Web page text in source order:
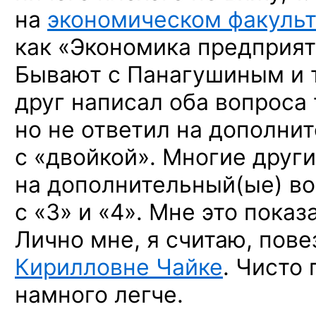
на экономическом
как «Экономика
Бывают с Панагушиным и
друг написал оба
но не ответил на
с «двойкой». Многие
на дополнительный(ые)
с «3» и «4». Мне это
Лично мне, я считаю,
Кирилловне Чайке. Чисто
намного легче.